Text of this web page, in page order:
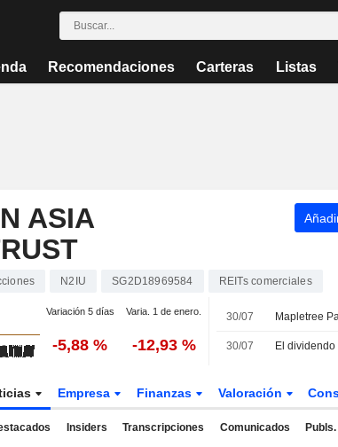
Recomendaciones Carteras Listas
ASIA
N2IU SG2D18969584 REITs comerciales
Variación 5 días Varia. 1 de enero.
-5,88 % -12,93 %
30/07
30/07
Empresa Finanzas Valoración
Insiders Transcripciones Comunicados